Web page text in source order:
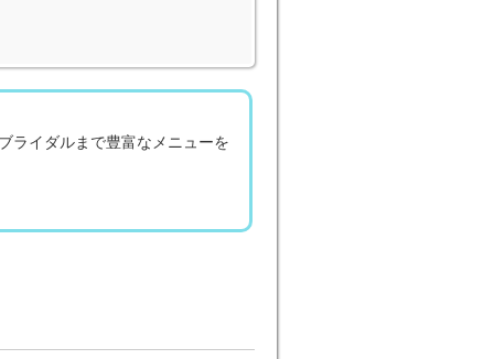
ライダルまで豊富なメニューを